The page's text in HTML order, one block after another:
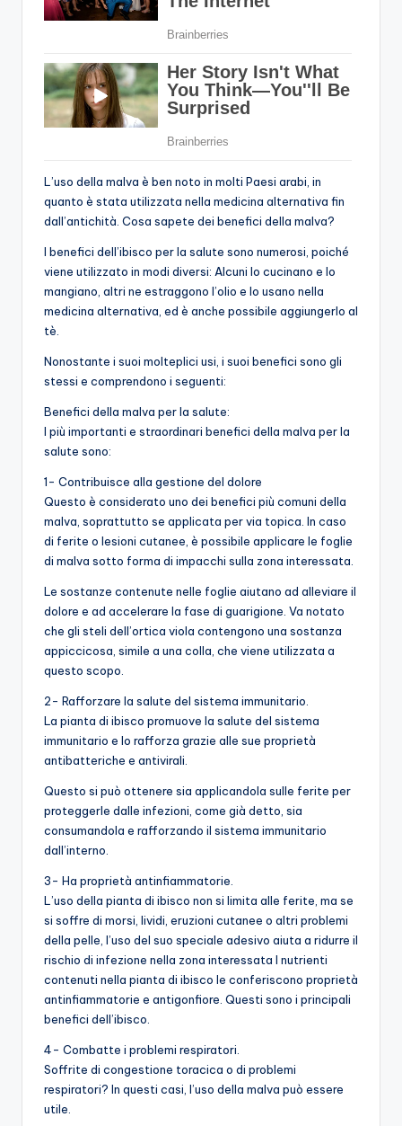
L’uso della malva è ben noto in molti Paesi arabi, in
quanto è stata utilizzata nella medicina alternativa fin
dall’antichità. Cosa sapete dei benefici della malva?
I benefici dell’ibisco per la salute sono numerosi, poiché
viene utilizzato in modi diversi: Alcuni lo cucinano e lo
mangiano, altri ne estraggono l’olio e lo usano nella
medicina alternativa, ed è anche possibile aggiungerlo al
tè.
Nonostante i suoi molteplici usi, i suoi benefici sono gli
stessi e comprendono i seguenti:
Benefici della malva per la salute:
I più importanti e straordinari benefici della malva per la
salute sono:
1- Contribuisce alla gestione del dolore
Questo è considerato uno dei benefici più comuni della
malva, soprattutto se applicata per via topica. In caso
di ferite o lesioni cutanee, è possibile applicare le foglie
di malva sotto forma di impacchi sulla zona interessata.
Le sostanze contenute nelle foglie aiutano ad alleviare il
dolore e ad accelerare la fase di guarigione. Va notato
che gli steli dell’ortica viola contengono una sostanza
appiccicosa, simile a una colla, che viene utilizzata a
questo scopo.
2- Rafforzare la salute del sistema immunitario.
La pianta di ibisco promuove la salute del sistema
immunitario e lo rafforza grazie alle sue proprietà
antibatteriche e antivirali.
Questo si può ottenere sia applicandola sulle ferite per
proteggerle dalle infezioni, come già detto, sia
consumandola e rafforzando il sistema immunitario
dall’interno.
3- Ha proprietà antinfiammatorie.
L’uso della pianta di ibisco non si limita alle ferite, ma se
si soffre di morsi, lividi, eruzioni cutanee o altri problemi
della pelle, l’uso del suo speciale adesivo aiuta a ridurre il
rischio di infezione nella zona interessata I nutrienti
contenuti nella pianta di ibisco le conferiscono proprietà
antinfiammatorie e antigonfiore. Questi sono i principali
benefici dell’ibisco.
4- Combatte i problemi respiratori.
Soffrite di congestione toracica o di problemi
respiratori? In questi casi, l’uso della malva può essere
utile.